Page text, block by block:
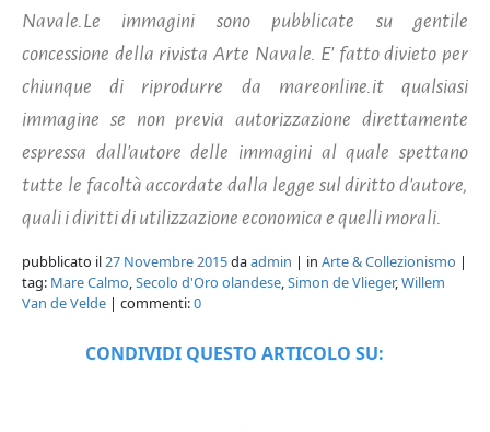
Navale.Le immagini sono pubblicate su gentile
concessione della rivista Arte Navale. E' fatto divieto per
chiunque di riprodurre da mareonline.it qualsiasi
immagine se non previa autorizzazione direttamente
espressa dall'autore delle immagini al quale spettano
tutte le facoltà accordate dalla legge sul diritto d'autore,
quali i diritti di utilizzazione economica e quelli morali.
pubblicato il 27 Novembre 2015daadmin | in Arte & Collezionismo |
tag: Mare Calmo Secolo d'Oro olandese Simon de Vlieger, Willem
Van de Velde | commenti:0
CONDIVIDI QUESTO ARTICOLO SU: